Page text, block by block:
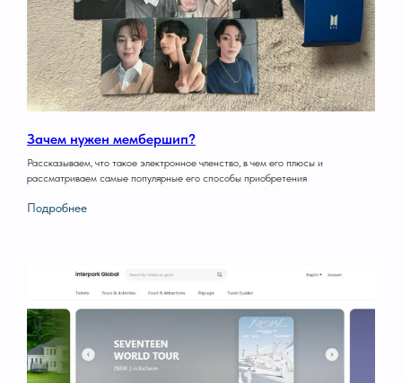
Зачем нужен мембершип?
Рассказываем, что такое электронное членство, в чем его плюсы и
рассматриваем самые популярные его способы приобретения
Подробнее